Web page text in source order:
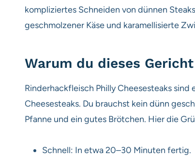
kompliziertes Schneiden von dünnen
geschmolzener Käse und karamellisierte
Warum du dieses
Rinderhackfleisch Philly Cheesesteaks
Cheesesteaks. Du brauchst kein dünn
Pfanne und ein gutes Brötchen. Hier die
Schnell: In etwa 20–30 Minuten fertig.